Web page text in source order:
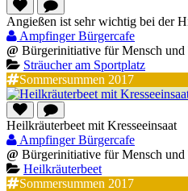
Angießen ist sehr wichtig bei der
Ampfinger Bürgercafe
@ Bürgerinitiative für Mensch und
Sträucher am Sportplatz
Sommersummen 2017
Heilkräuterbeet mit Kresseeinsaat
Ampfinger Bürgercafe
@ Bürgerinitiative für Mensch und
Heilkräuterbeet
Sommersummen 2017